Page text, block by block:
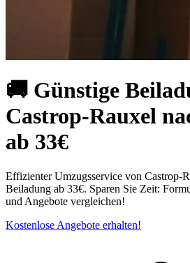
🚚 Günstige
Castrop-Rauxel
ab 33€
Effizienter Umzugsservice von Castrop-
Beiladung ab 33€. Sparen Sie Zeit:
und Angebote vergleichen!
Kostenlose Angebote erhalten!